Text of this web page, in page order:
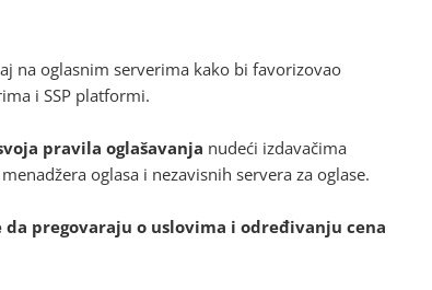
na oglasnim serverima kako bi favorizovao
i SSP platformi.
pravila oglašavanja nudeći izdavačima
oglasa i nezavisnih servera za oglase.
pregovaraju o uslovima i određivanju cena